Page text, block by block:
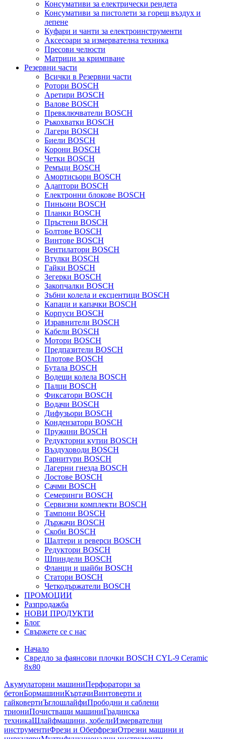
Консумативи за електрически рендета
Консумативи за пистолети за горещ въздух и
лепене
Куфари и чанти за електроинструменти
Аксесоари за измервателна техника
Пресови челюсти
Матрици за кримпване
Резервни части
Всички в Резервни части
Ротори BOSCH
Аретири BOSCH
Валове BOSCH
Превключватели BOSCH
Ръкохватки BOSCH
Лагери BOSCH
Биели BOSCH
Корони BOSCH
Четки BOSCH
Ремъци BOSCH
Амортисьори BOSCH
Адаптори BOSCH
Електронни блокове BOSCH
Пиньони BOSCH
Планки BOSCH
Пръстени BOSCH
Болтове BOSCH
Винтове BOSCH
Вентилатори BOSCH
Втулки BOSCH
Гайки BOSCH
Зегерки BOSCH
Закопчалки BOSCH
Зъбни колела и ексцентици BOSCH
Капаци и капачки BOSCH
Корпуси BOSCH
Изравнители BOSCH
Кабели BOSCH
Мотори BOSCH
Предпазители BOSCH
Плотове BOSCH
Бутала BOSCH
Водещи колела BOSCH
Палци BOSCH
Фиксатори BOSCH
Водачи BOSCH
Дифузьори BOSCH
Кондензатори BOSCH
Пружини BOSCH
Редукторни кутии BOSCH
Въздуховоди BOSCH
Гарнитури BOSCH
Лагерни гнезда BOSCH
Лостове BOSCH
Сачми BOSCH
Семеринги BOSCH
Сервизни комплекти BOSCH
Тампони BOSCH
Държачи BOSCH
Скоби BOSCH
Шалтери и реверси BOSCH
Редуктори BOSCH
Шпиндели BOSCH
Фланци и шайби BOSCH
Статори BOSCH
Четкодържатели BOSCH
ПРОМОЦИИ
Разпродажба
НОВИ ПРОДУКТИ
Блог
Свържете се с нас
Начало
Свредло за фаянсови плочки BOSCH CYL-9 Ceramic
8x80
Акумулаторни машиниПерфоратори за
бетонБормашиниКъртачиВинтоверти и
гайковертиЪглошлайфиПрободни и саблени
триониПочистващи машиниГрадинска
техникаШлайфмашини, хобелиИзмервателни
инструментиФрези и ОберфрезиОтрезни машини и